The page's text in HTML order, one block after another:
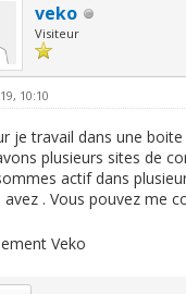
veko
Visiteur
10:10
je travail dans une
plusieurs sites de
actif dans
avez . Vous pouvez me
Veko